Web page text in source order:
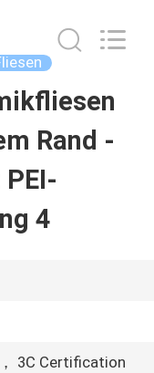
Rand -
4
3C Certification